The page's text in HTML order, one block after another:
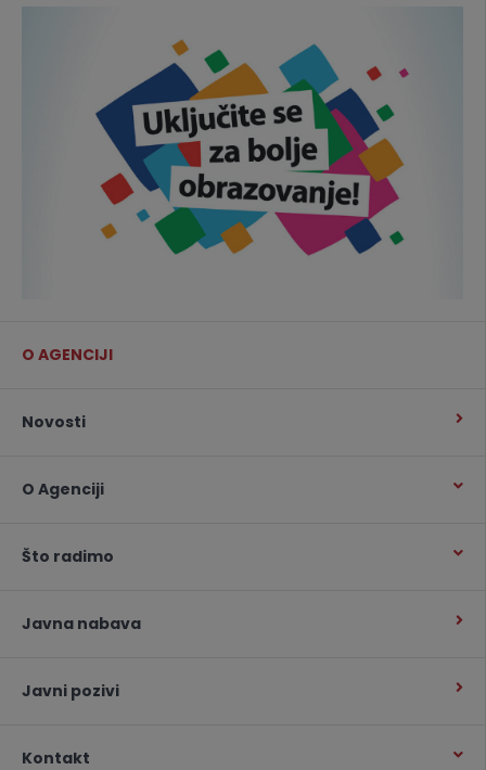
O AGENCIJI
Novosti
O Agenciji
Što radimo
Javna nabava
Javni pozivi
Kontakt